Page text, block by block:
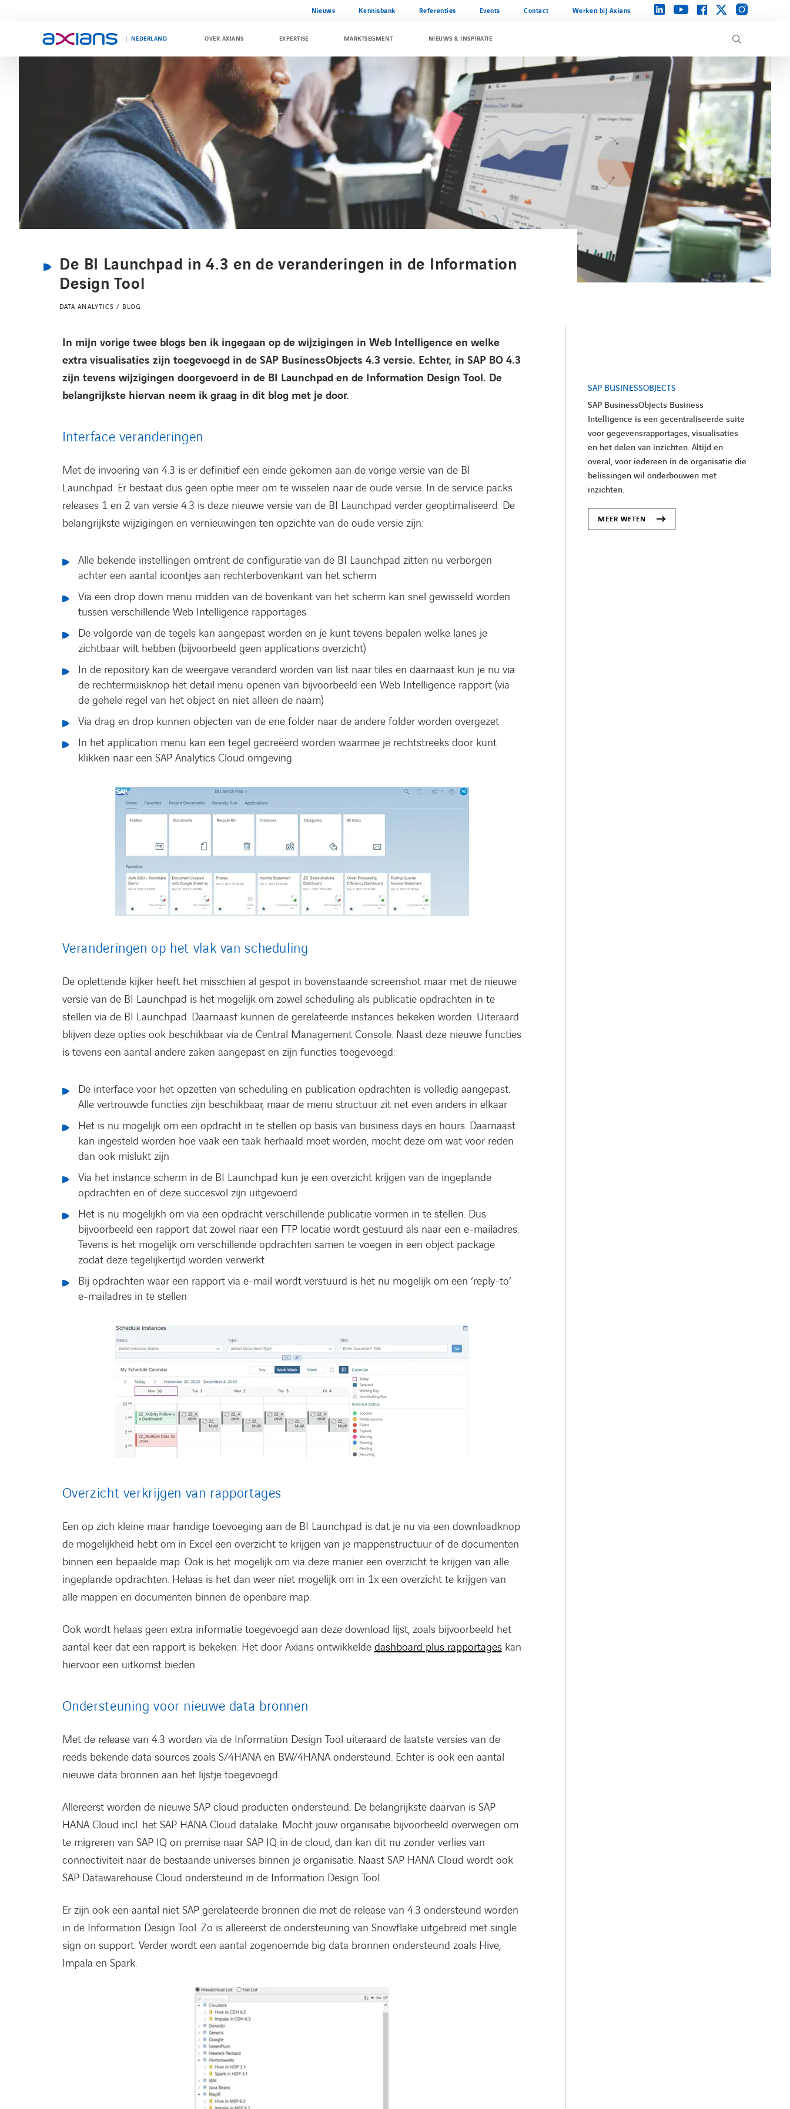
Nieuws Kennisbank Referenties Events Contact Werken bij Axians linkedinyoutubefacebooktwitterinstagram
NEDERLAND OVER AXIANS EXPERTISE MARKTSEGMENT NIEUWS & INSPIRATIE
De BI Launchpad in 4.3 en de veranderingen in de Information
Design Tool
DATA ANALYTICS / BLOG
SAP BUSINESSOBJECTS
SAP BusinessObjects Business
Intelligence is een gecentraliseerde suite
voor gegevensrapportages, visualisaties
en het delen van inzichten. Altijd en
overal, voor iedereen in de organisatie die
belissingen wil onderbouwen met
inzichten.
MEER WETEN
In mijn vorige twee blogs ben ik ingegaan op de wijzigingen in Web Intelligence en welke
extra visualisaties zijn toegevoegd in de SAP BusinessObjects 4.3 versie. Echter, in SAP BO 4.3
zijn tevens wijzigingen doorgevoerd in de BI Launchpad en de Information Design Tool. De
belangrijkste hiervan neem ik graag in dit blog met je door.
Interface veranderingen
Met de invoering van 4.3 is er definitief een einde gekomen aan de vorige versie van de BI
Launchpad. Er bestaat dus geen optie meer om te wisselen naar de oude versie. In de service packs
releases 1 en 2 van versie 4.3 is deze nieuwe versie van de BI Launchpad verder geoptimaliseerd. De
belangrijkste wijzigingen en vernieuwingen ten opzichte van de oude versie zijn:
Alle bekende instellingen omtrent de configuratie van de BI Launchpad zitten nu verborgen
achter een aantal icoontjes aan rechterbovenkant van het scherm
Via een drop down menu midden van de bovenkant van het scherm kan snel gewisseld worden
tussen verschillende Web Intelligence rapportages
De volgorde van de tegels kan aangepast worden en je kunt tevens bepalen welke lanes je
zichtbaar wilt hebben (bijvoorbeeld geen applications overzicht)
In de repository kan de weergave veranderd worden van list naar tiles en daarnaast kun je nu via
de rechtermuisknop het detail menu openen van bijvoorbeeld een Web Intelligence rapport (via
de gehele regel van het object en niet alleen de naam)
Via drag en drop kunnen objecten van de ene folder naar de andere folder worden overgezet
In het application menu kan een tegel gecreëerd worden waarmee je rechtstreeks door kunt
klikken naar een SAP Analytics Cloud omgeving
Veranderingen op het vlak van scheduling
De oplettende kijker heeft het misschien al gespot in bovenstaande screenshot maar met de nieuwe
versie van de BI Launchpad is het mogelijk om zowel scheduling als publicatie opdrachten in te
stellen via de BI Launchpad. Daarnaast kunnen de gerelateerde instances bekeken worden. Uiteraard
blijven deze opties ook beschikbaar via de Central Management Console. Naast deze nieuwe functies
is tevens een aantal andere zaken aangepast en zijn functies toegevoegd:
De interface voor het opzetten van scheduling en publication opdrachten is volledig aangepast.
Alle vertrouwde functies zijn beschikbaar, maar de menu structuur zit net even anders in elkaar
Het is nu mogelijk om een opdracht in te stellen op basis van business days en hours. Daarnaast
kan ingesteld worden hoe vaak een taak herhaald moet worden, mocht deze om wat voor reden
dan ook mislukt zijn
Via het instance scherm in de BI Launchpad kun je een overzicht krijgen van de ingeplande
opdrachten en of deze succesvol zijn uitgevoerd
Het is nu mogelijkh om via een opdracht verschillende publicatie vormen in te stellen. Dus
bijvoorbeeld een rapport dat zowel naar een FTP locatie wordt gestuurd als naar een e-mailadres.
Tevens is het mogelijk om verschillende opdrachten samen te voegen in een object package
zodat deze tegelijkertijd worden verwerkt
Bij opdrachten waar een rapport via e-mail wordt verstuurd is het nu mogelijk om een ‘reply-to’
e-mailadres in te stellen
Overzicht verkrijgen van rapportages
Een op zich kleine maar handige toevoeging aan de BI Launchpad is dat je nu via een downloadknop
de mogelijkheid hebt om in Excel een overzicht te krijgen van je mappenstructuur of de documenten
binnen een bepaalde map. Ook is het mogelijk om via deze manier een overzicht te krijgen van alle
ingeplande opdrachten. Helaas is het dan weer niet mogelijk om in 1x een overzicht te krijgen van
alle mappen en documenten binnen de openbare map.
Ook wordt helaas geen extra informatie toegevoegd aan deze download lijst, zoals bijvoorbeeld het
aantal keer dat een rapport is bekeken. Het door Axians ontwikkelde dashboard plus rapportageskan
hiervoor een uitkomst bieden.
Ondersteuning voor nieuwe data bronnen
Met de release van 4.3 worden via de Information Design Tool uiteraard de laatste versies van de
reeds bekende data sources zoals S/4HANA en BW/4HANA ondersteund. Echter is ook een aantal
nieuwe data bronnen aan het lijstje toegevoegd.
Allereerst worden de nieuwe SAP cloud producten ondersteund. De belangrijkste daarvan is SAP
HANA Cloud incl. het SAP HANA Cloud datalake. Mocht jouw organisatie bijvoorbeeld overwegen om
te migreren van SAP IQ on premise naar SAP IQ in de cloud, dan kan dit nu zonder verlies van
connectiviteit naar de bestaande universes binnen je organisatie. Naast SAP HANA Cloud wordt ook
SAP Datawarehouse Cloud ondersteund in de Information Design Tool.
Er zijn ook een aantal niet SAP gerelateerde bronnen die met de release van 4.3 ondersteund worden
in de Information Design Tool. Zo is allereerst de ondersteuning van Snowflake uitgebreid met single
sign on support. Verder wordt een aantal zogenoemde big data bronnen ondersteund zoals Hive,
Impala en Spark.